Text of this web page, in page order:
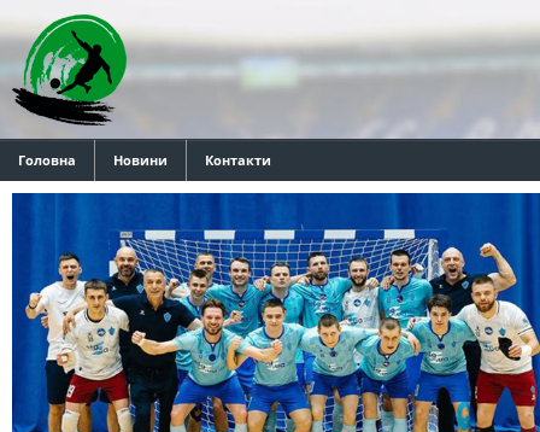
Головна Новини Контакти